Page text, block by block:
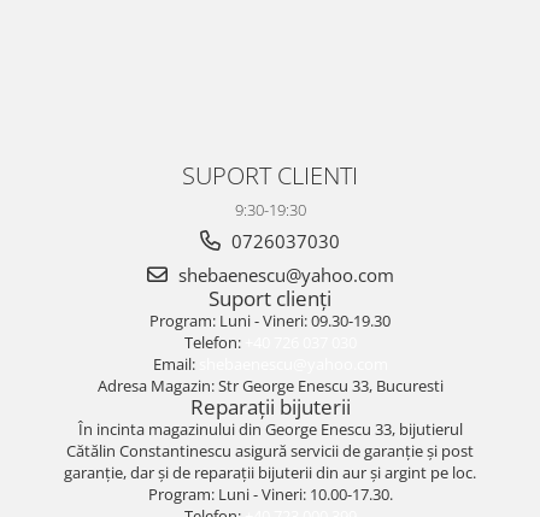
SUPORT CLIENTI
9:30-19:30
0726037030
shebaenescu@yahoo.com
Suport clienți
Program: Luni - Vineri: 09.30-19.30
Telefon:
Email:
Adresa Magazin: Str George Enescu 33, Bucuresti
Reparații bijuterii
În incinta magazinului din George Enescu 33, bijutierul
Cătălin Constantinescu asigură servicii de garanție și post
garanție, dar și de reparații bijuterii din aur și argint pe loc.
Program: Luni - Vineri: 10.00-17.30.